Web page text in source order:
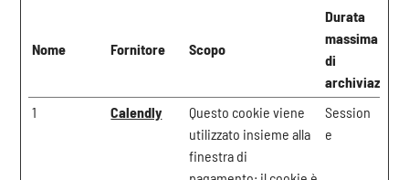
Nome Fornitore Scopo
Durata
massima
di
archiviazione
1
Calendly
Questo cookie viene
utilizzato insieme alla
finestra di
Session
e